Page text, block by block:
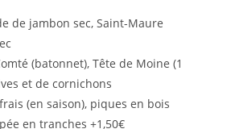
de jambon sec, Saint-Maure
(batonnet), Tête de Moine (1
et de cornichons
(en saison), piques en bois
en tranches +1,50€